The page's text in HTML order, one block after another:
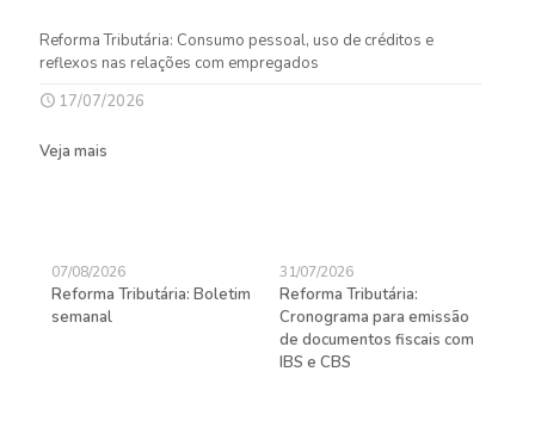
Reforma Tributária: Consumo pessoal, uso de créditos e
reflexos nas relações com empregados
17/07/2026
Veja mais
07/08/2026
Reforma Tributária: Boletim
semanal
31/07/2026
Reforma Tributária:
Cronograma para emissão
de documentos fiscais com
IBS e CBS